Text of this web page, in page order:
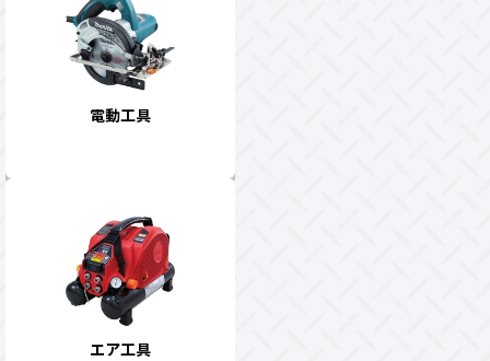
電動工具
エア工具